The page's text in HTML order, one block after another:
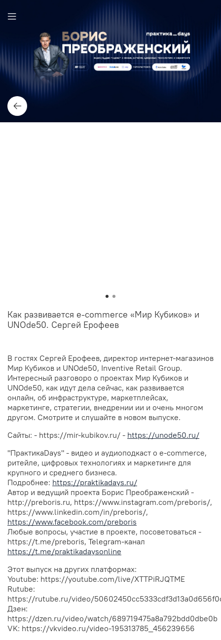
Как развивается e-commerce «Мир Кубиков» и
UNOde50. Сергей Ерофеев
В гостях Сергей Ерофеев, директор интернет-магазинов
Мир Кубиков и UNOde50, Inventive Retail Group.
Интересный разговоро о проектах Мир Кубиков и
UNOde50, как идут дела сейчас, как развивается
онлайн, об инфраструктуре, маркетплейсах,
маркетинге, стратегии, внедрении ии и очень многом
другом. Смотрите и слушайте в новом выпуске.
Сайты: - https://mir-kubikov.ru/ - https://unode50.ru/
"ПрактикаDays" - видео и аудиоподкаст о e-commerce,
ритейле, цифровых технологиях и маркетинге для
крупного и среднего бизнеса.
Подробнее: https://praktikadays.ru/
Автор и ведущий проекта Борис Преображенский -
http://preboris.ru, https://www.instagram.com/preboris/,
https://www.linkedin.com/in/preboris/,
https://www.facebook.com/preboris
Любые вопросы, участие в проекте, посоветоваться -
https://t.me/preboris, Telegram-канал
https://t.me/praktikadaysonline
Этот выпуск на других платформах:
Youtube: https://youtube.com/live/XTTPiRJQTME
Rutube:
https://rutube.ru/video/
Дзен:
https://dzen.ru/video/watch/689719475a8a792bdd0dbe0b
VK: https://vkvideo.ru/video-195313785_456239656